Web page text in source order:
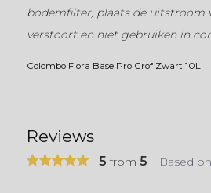
bodemfilter, plaats de uitstroom
verstoort en niet gebruiken in
Colombo Flora Base Pro Grof Zwart 10L
Reviews
5 from 5 Based on